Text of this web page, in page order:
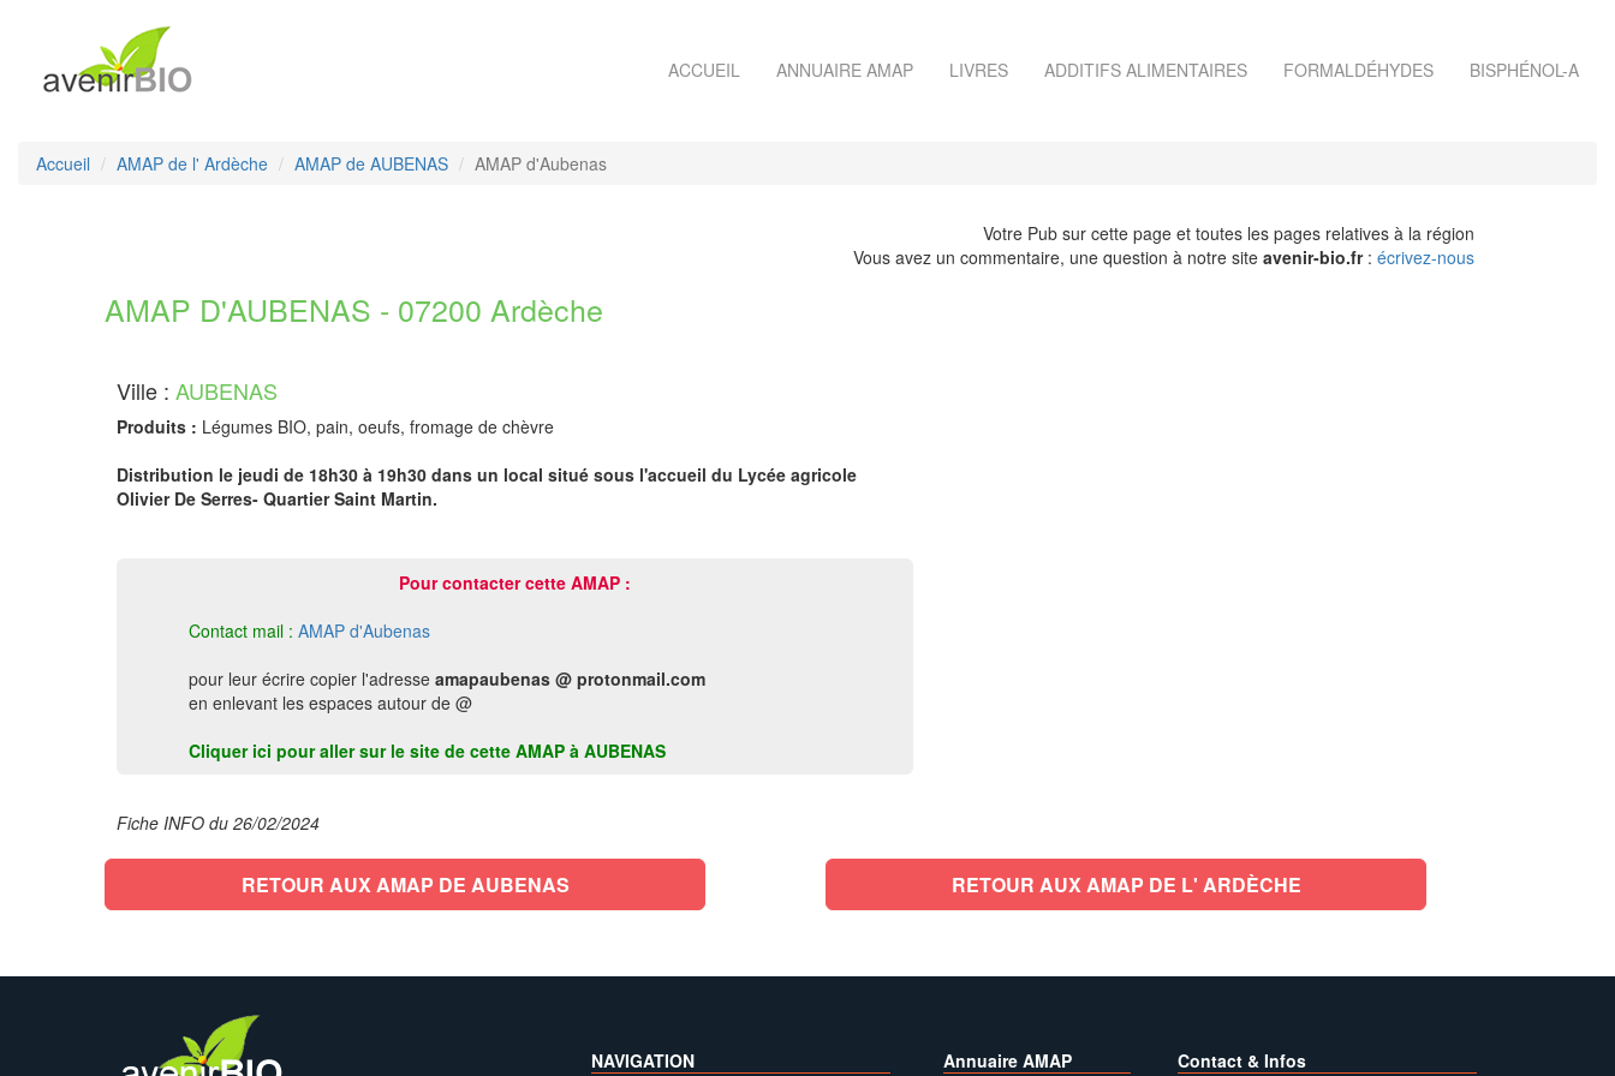
ACCUEIL ANNUAIRE AMAP LIVRES ADDITIFS ALIMENTAIRES FORMALDÉHYDES BISPHÉNOL-A
Accueil AMAP de l' Ardèche AMAP de AUBENAS AMAP d'Aubenas
Votre Pub sur cette page et toutes les pages relatives à la région
Vous avez un commentaire, une question à notre site avenir-bio.fr: écrivez-nous
AMAP D'AUBENAS - 07200 Ardèche
Ville : AUBENAS
Produits : Légumes BIO, pain, oeufs, fromage de chèvre
Distribution le jeudi de 18h30 à 19h30 dans un local situé sous l'accueil du Lycée agricole
Olivier De Serres- Quartier Saint Martin.
Pour contacter cette AMAP :
Contact mail : AMAP d'Aubenas
pour leur écrire copier l'adresse amapaubenas @ protonmail.com
en enlevant les espaces autour de @
Cliquer ici pour aller sur le site de cette AMAP à AUBENAS
Fiche INFO du 26/02/2024
RETOUR AUX AMAP DE AUBENAS RETOUR AUX AMAP DE L' ARDÈCHE
NAVIGATION Annuaire AMAP Contact & Infos